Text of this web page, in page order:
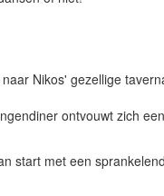
Nikos' gezellige
ontvouwt zich
start met een